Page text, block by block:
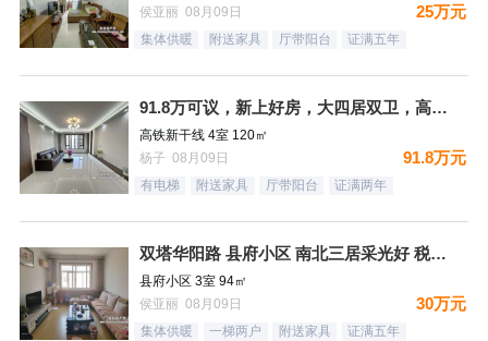
侯亚丽 08月09日
25万元
集体供暖 附送家具 厅带阳台 证满五年
91.8万可议，新上好房，大四居双卫，高铁新干线，南北通透，
高铁新干线 4室 120㎡
杨子 08月09日
91.8万元
有电梯 附送家具 厅带阳台 证满两年
双塔华阳路 县府小区 南北三居采光好 税费低
县府小区 3室 94㎡
侯亚丽 08月09日
30万元
集体供暖 一梯两户 附送家具 证满五年